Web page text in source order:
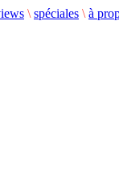
\ spéciales \ à